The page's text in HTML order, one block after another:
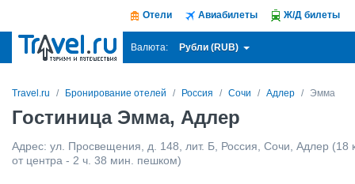
Отели Авиабилеты Ж/Д билеты
Валюта: Рубли (RUB)
Travel.ru Бронирование отелей Россия Сочи Адлер Эмма
Гостиница Эмма, Адлер
Адрес: ул. Просвещения, д. 148, лит. Б Россия Сочи Адлер (18
от центра - 2 ч. 38 мин. пешком)